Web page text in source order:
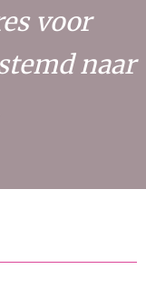
voor
naar